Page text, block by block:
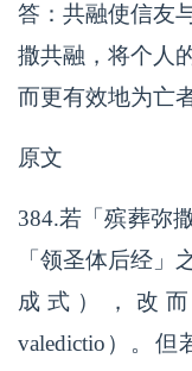
答：共融使信友
撒共融，将个人
而更有效地为亡
原文
384.若「殡葬弥
「领圣体后经」
成式），改
valedictio）。但